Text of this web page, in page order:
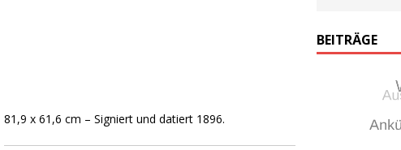
81,9 x 61,6 cm – Signiert und datiert 1896.
BEITRÄGE